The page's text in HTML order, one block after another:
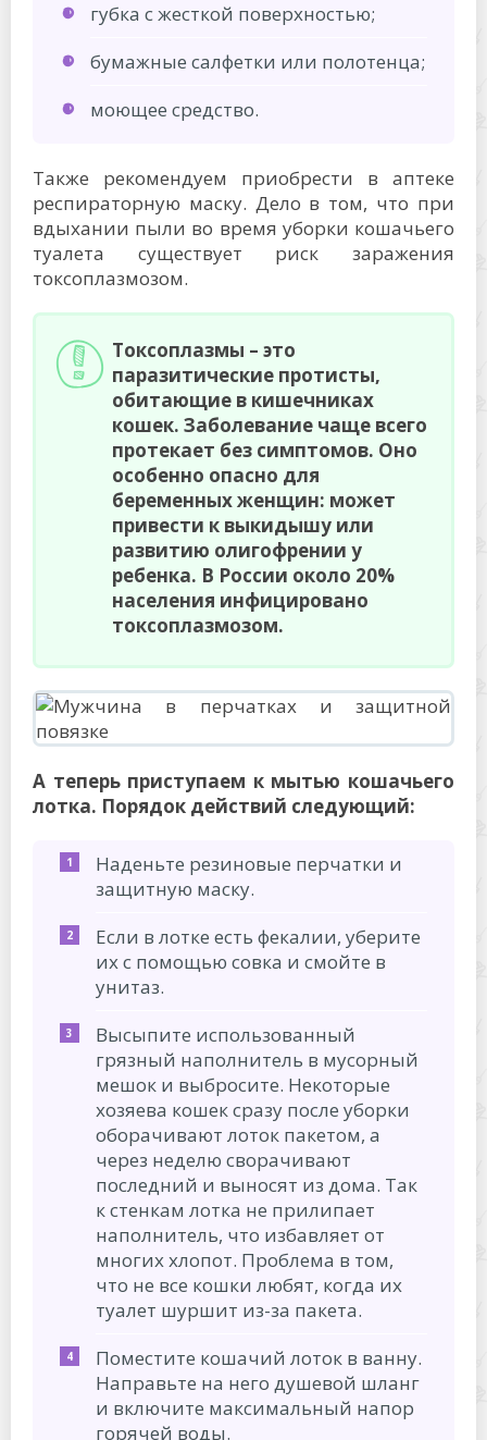
губка с жесткой поверхностью;
бумажные салфетки или полотенца;
моющее средство.
Также рекомендуем приобрести в аптеке
респираторную маску. Дело в том, что при
вдыхании пыли во время уборки кошачьего
туалета существует риск заражения
токсоплазмозом.
Токсоплазмы – это
паразитические протисты,
обитающие в кишечниках
кошек. Заболевание чаще всего
протекает без симптомов. Оно
особенно опасно для
беременных женщин: может
привести к выкидышу или
развитию олигофрении у
ребенка. В России около 20%
населения инфицировано
токсоплазмозом.
А теперь приступаем к мытью кошачьего
лотка. Порядок действий следующий:
Наденьте резиновые перчатки и
защитную маску.
Если в лотке есть фекалии, уберите
их с помощью совка и смойте в
унитаз.
Высыпите использованный
грязный наполнитель в мусорный
мешок и выбросите. Некоторые
хозяева кошек сразу после уборки
оборачивают лоток пакетом, а
через неделю сворачивают
последний и выносят из дома. Так
к стенкам лотка не прилипает
наполнитель, что избавляет от
многих хлопот. Проблема в том,
что не все кошки любят, когда их
туалет шуршит из-за пакета.
Поместите кошачий лоток в ванну.
Направьте на него душевой шланг
и включите максимальный напор
горячей воды.